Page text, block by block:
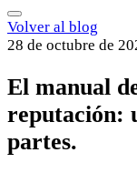
Volver al blog
28 de octubre de
El manual
reputación:
partes.